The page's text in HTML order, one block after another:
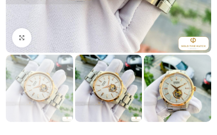
Click to enlarge